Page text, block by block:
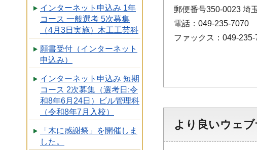
インターネット申込み 1年
コース 一般選考 5次募集
（4月3日実施）木工工芸科
願書受付（インターネット
申込み）
インターネット申込み 短期
コース 2次募集（選考日:令
和8年6月24日）ビル管理科
（令和8年7月入校）
「木に感謝祭」を開催しま
した。
郵便番号350-0023 埼
電話：049-235-7070
ファックス：049-235-
より良いウェ